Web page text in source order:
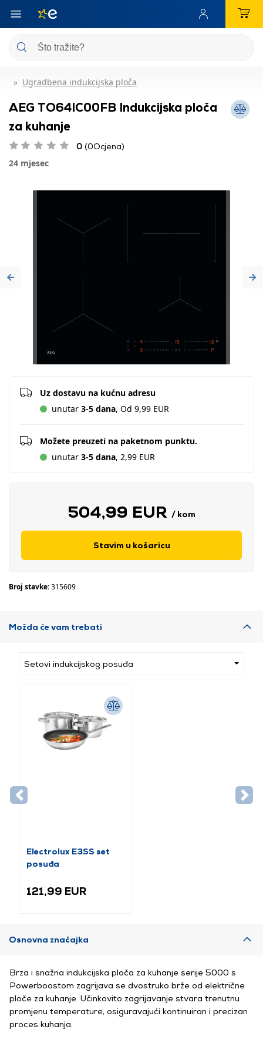
Ugradbena indukcijska ploča
AEG TO64IC00FB Indukcijska ploča
za kuhanje
0 (0Ocjena)
24 mjesec
Previous
Uz dostavu na kućnu adresu
unutar 3-5 dana, Od 9,99 EUR
Možete preuzeti na paketnom punktu.
unutar 3-5 dana, 2,99 EUR
504,99 EUR / kom
Stavim u košaricu
Broj stavke:315609
Možda će vam trebati
Setovi indukcijskog posuđa
Electrolux E3SS set
posuđa
121,99 EUR
Osnovna značajka
Brza i snažna indukcijska ploča za kuhanje serije 5000 s
Powerboostom zagrijava se dvostruko brže od električne
ploče za kuhanje. Učinkovito zagrijavanje stvara trenutnu
promjenu temperature, osiguravajući kontinuiran i precizan
proces kuhanja.